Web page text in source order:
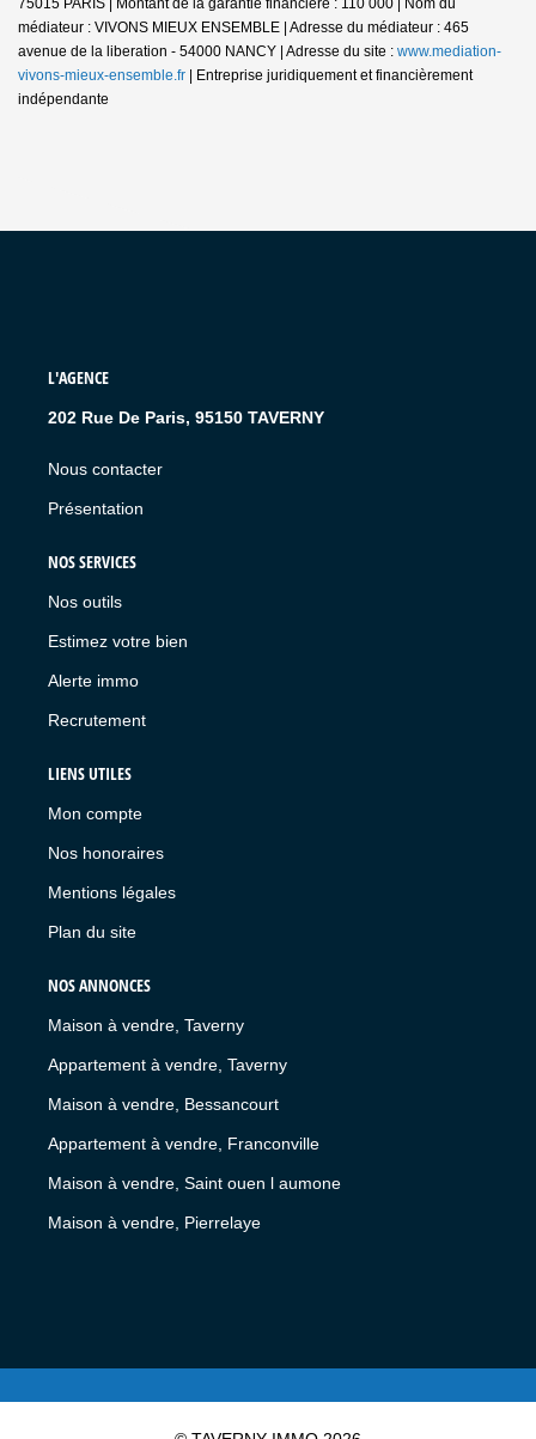
75015 PARIS | Montant de la garantie financière : 110 000 | Nom du
médiateur : VIVONS MIEUX ENSEMBLE | Adresse du médiateur : 465
avenue de la liberation - 54000 NANCY | Adresse du site : www.mediation-
vivons-mieux-ensemble.fr | Entreprise juridiquement et financièrement
indépendante
L'AGENCE
202 Rue De Paris, 95150 TAVERNY
Nous contacter
Présentation
NOS SERVICES
Nos outils
Estimez votre bien
Alerte immo
Recrutement
LIENS UTILES
Mon compte
Nos honoraires
Mentions légales
Plan du site
NOS ANNONCES
Maison à vendre, Taverny
Appartement à vendre, Taverny
Maison à vendre, Bessancourt
Appartement à vendre, Franconville
Maison à vendre, Saint ouen l aumone
Maison à vendre, Pierrelaye